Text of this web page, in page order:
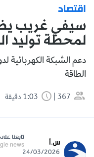
اقتصاد
سيفي غريب
لمحطة توليد
دعم الشبكة الكهربائية
الطاقة
367
س.أ
24/03/2026
تابعنا على
news